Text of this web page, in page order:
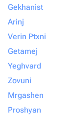
Gekhanist
Arinj
Verin Ptxni
Getamej
Yeghvard
Zovuni
Mrgashen
Proshyan